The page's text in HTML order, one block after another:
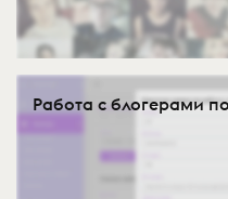
Работа с блогерами